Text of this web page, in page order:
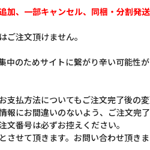
加、一部キャンセル、同梱・分割発
注文頂けません。
のためサイトに繋がり辛い可能性が
払方法についてもご注文完了後の変
にお間違いのないよう、ご注文完了
番号は必ずお控えください。
せて頂きます。お問い合わせ頂き